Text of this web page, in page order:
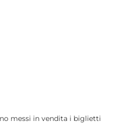
messi in vendita i biglietti